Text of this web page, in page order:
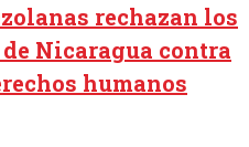
rechazan los
Nicaragua contra
humanos